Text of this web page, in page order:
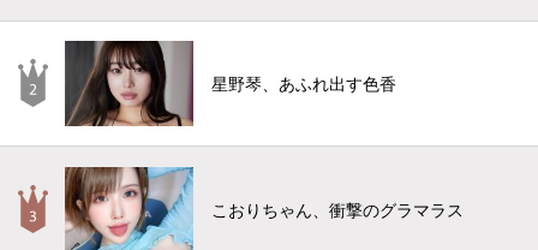
星野琴、あふれ出す色香
こおりちゃん、衝撃のグラマラス